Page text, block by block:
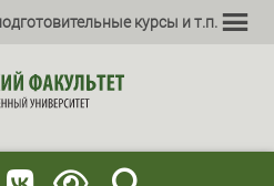
курсы и т.п.